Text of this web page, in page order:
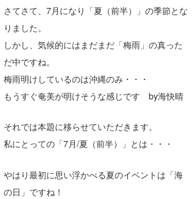
さてさて、7月になり「夏（前半）」の季節とな
りました。
しかし、気候的にはまだまだ「梅雨」の真った
だ中ですね。
梅雨明けしているのは沖縄のみ・・・
もうすぐ奄美が明けそうな感じです by海快晴
それでは本題に移らせていただきます。
私にとっての「7月/夏（前半）」とは・・・
やはり最初に思い浮かべる夏のイベントは「海
の日」ですね！
Yoshiyuki Obata
arukasvision
DELTA FORCE SURF
CBA Films
WAVAL
中浦“JET”章
嵯峨明日香
進士剛光
田原啓江
NOBUFUKU
喜納海人
☆加藤
+☆maki☆+
Aichan
chan-U
G◎Da
KID
波伝説